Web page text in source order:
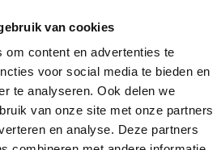
van cookies
om content en advertenties te
voor social media te bieden en
te analyseren. Ook delen we
van onze site met onze partners
en analyse. Deze partners